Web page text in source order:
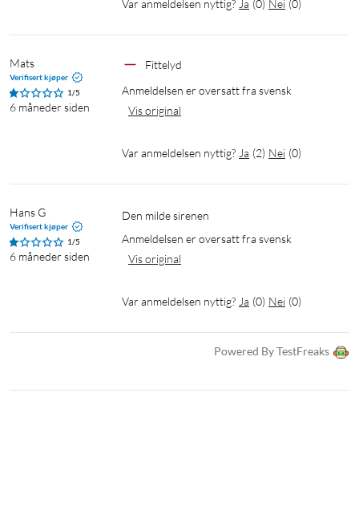
Var anmeldelsen nyttig? Ja (0) Nei (0)
Mats
Verifisert kjøper
1/5
6 måneder siden
Fittelyd
Anmeldelsen er oversatt fra svensk
Vis original
Var anmeldelsen nyttig? Ja (2) Nei (0)
Hans G
Verifisert kjøper
1/5
6 måneder siden
Den milde sirenen
Anmeldelsen er oversatt fra svensk
Vis original
Var anmeldelsen nyttig? Ja (0) Nei (0)
Powered By TestFreaks